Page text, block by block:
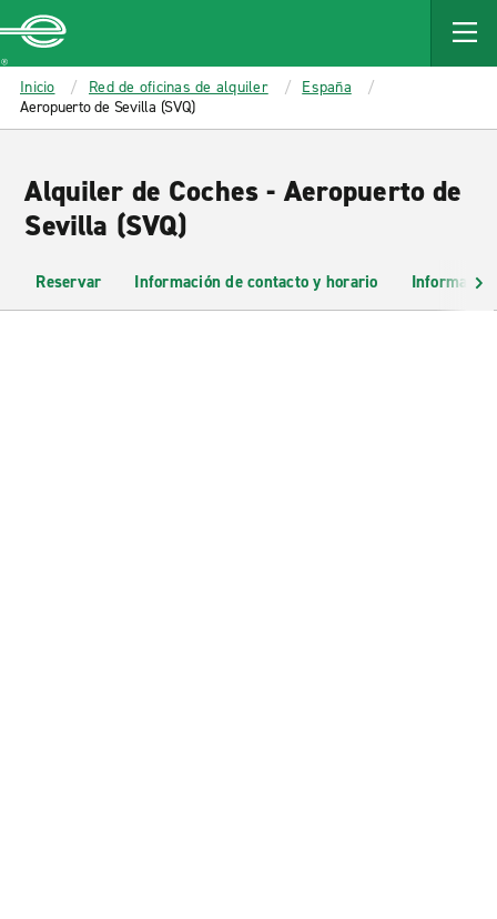
MAIN
CONTENT
Enterprise
Inicio Red de oficinas de alquiler
España
Aeropuerto de Sevilla (SVQ)
Alquiler de Coches - Aeropuerto de
Sevilla (SVQ)
Reservar Información de contacto y horario